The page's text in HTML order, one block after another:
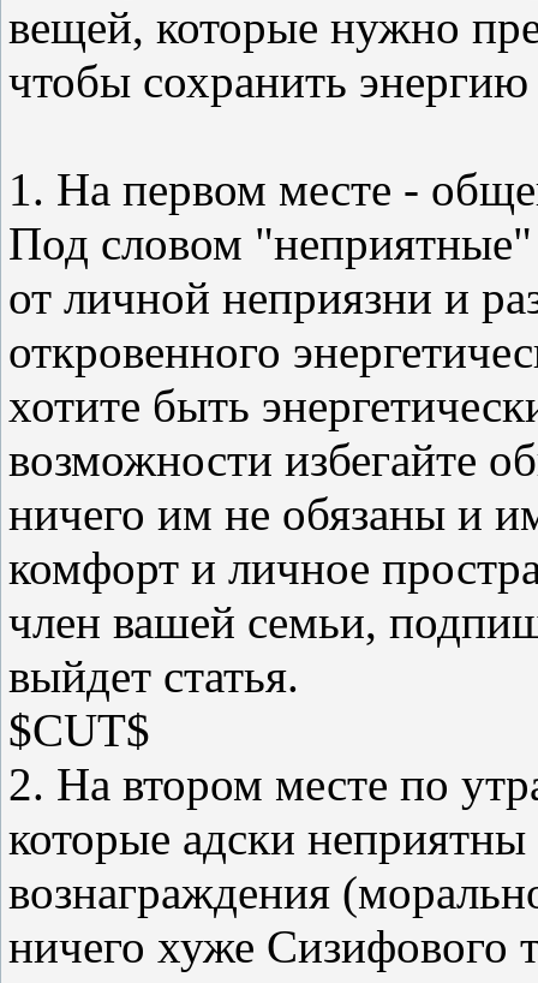
вещей, которые нужно
чтобы сохранить энергию
1. На первом месте -
Под словом "неприятные"
от личной неприязни и
откровенного
хотите быть
возможности избегайте
ничего им не обязаны и
комфорт и личное
член вашей семьи,
выйдет статья.
$CUT$
2. На втором месте по
которые адски
вознаграждения
ничего хуже Сизифового